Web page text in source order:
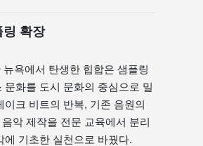
링 확장
뉴욕에서 탄생한 힙합은 샘플링
문화를 도시 문화의 중심으로 밀
이크 비트의 반복, 기존 음원의
악 제작을 전문 교육에서 분리
에 기초한 실천으로 바꿨다.